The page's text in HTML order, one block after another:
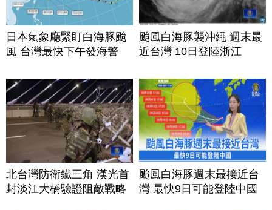
日本氣象廳緊盯白海豚颱
風 台灣最快下午發海警
颱風白海豚襲沖繩 週末最
近台灣 10日登陸浙江
北台灣防衛鐵三角 漢光首
封淡江大橋驗證阻敵戰略
颱風白海豚週末最接近台
灣 最快9日可能登陸中國